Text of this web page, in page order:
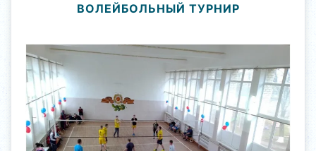
ВОЛЕЙБОЛЬНЫЙ ТУРНИР